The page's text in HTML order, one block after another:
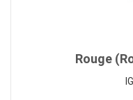
Rouge